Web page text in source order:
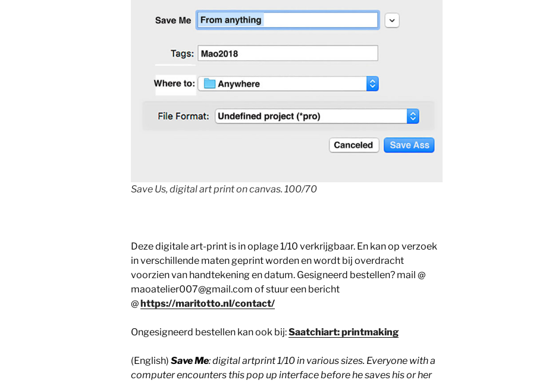
Save Us, digital art print on canvas. 100/70
Deze digitale art-print is in oplage 1/10 verkrijgbaar. En kan op verzoek
in verschillende maten geprint worden en wordt bij overdracht
voorzien van handtekening en datum. Gesigneerd bestellen? mail @
maoatelier007@gmail.com of stuur een bericht
@ https://maritotto.nl/contact/
Ongesigneerd bestellen kan ook bij:Saatchiart: printmaking
(English) Save Me: digital artprint 1/10 in various sizes. Everyone with a
computer encounters this pop up interface before he saves his or her